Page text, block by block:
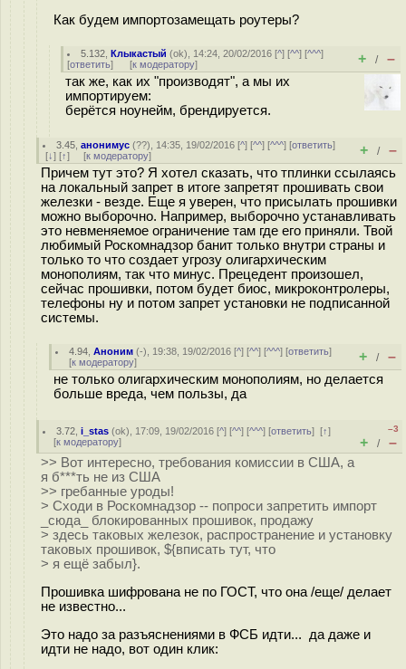
Как будем импортозамещать роутеры?
5.132 ,Клыкастый (ok), 14:24, 20/02/2016 [^] [^^] [^^^]
[ответить] [к модератору] + / –
так же, как их "производят", а мы их
импортируем:
берётся ноунейм, брендируется.
3.45 ,анонимус (??), 14:35, 19/02/2016 [^] [^^] [^^^] [ответить]
[↓] [↑] [к модератору] + / –
Причем тут это? Я хотел сказать, что тплинки ссылаясь
на локальный запрет в итоге запретят прошивать свои
железки - везде. Еще я уверен, что присылать прошивки
можно выборочно. Например, выборочно устанавливать
это невменяемое ограничение там где его приняли. Твой
любимый Роскомнадзор банит только внутри страны и
только то что создает угрозу олигархическим
монополиям, так что минус. Прецедент произошел,
сейчас прошивки, потом будет биос, микроконтролеры,
телефоны ну и потом запрет установки не подписанной
системы.
4.94 ,Аноним (-), 19:38, 19/02/2016 [^] [^^] [^^^] [ответить]
[к модератору] + / –
не только олигархическим монополиям, но делается
больше вреда, чем пользы, да
3.72 ,i_stas (ok), 17:09, 19/02/2016 [^] [^^] [^^^] [ответить][↑]
[к модератору]
–3
+ / –
>> Вот интересно, требования комиссии в США, а
я б***ть не из США
>> гребанные уроды!
> Сходи в Роскомнадзор -- попроси запретить импорт
_сюда_ блокированных прошивок, продажу
> здесь таковых железок, распространение и установку
таковых прошивок, ${вписать тут, что
> я ещё забыл}.
Прошивка шифрована не по ГОСТ, что она /еще/ делает
не известно...
Это надо за разъяснениями в ФСБ идти... да даже и
идти не надо, вот один клик: